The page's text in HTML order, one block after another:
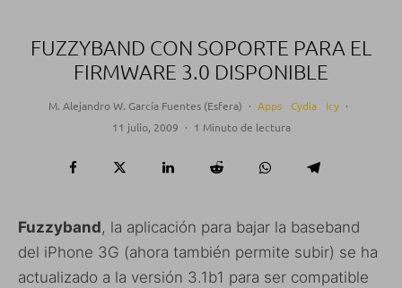
FUZZYBAND CON SOPORTE PARA EL
FIRMWARE 3.0 DISPONIBLE
M. Alejandro W. García Fuentes (Esfera) · Apps Cydia Icy ·
11 julio, 2009 · 1 Minuto de lectura
Fuzzyband, la aplicación para bajar la baseband
del iPhone 3G (ahora también permite subir) se ha
actualizado a la versión 3.1b1 para ser compatible